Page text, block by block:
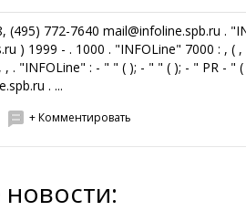
(495) 772-7640 mail@infoline.spb.ru .
) 1999 - . 1000 . "INFOLine" 7000 : , ( ,
, . "INFOLine" : - " " ( ); - " " ( ); - " PR - " (
. ...
+ Комментировать